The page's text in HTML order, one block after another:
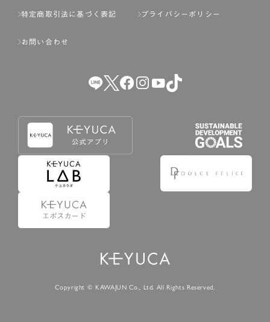
いる場合。
（5） その他、本規約または個別規定に違反した場合。
4.会員登録が取り消された場合においても、当該会員は、
弊社とのお取引等により既に発生した支払義務等の取引上
の義務および本規約上の義務の履行責任を免れないものと
します。
5.仮登録とは、ケユカが提供するアプリ等でサービスを利
用するための簡易的な会員登録（以下「仮登録」といいま
6.仮登録をすることで、第9条のポイント付与を受けるこ
7.仮登録状態はポイントの利用は行えず、第3条1項の通り
特定商取引法に基づく表記 プライバシーポリシー
お問い合わせ
Copyright © KAWAJUN Co., Ltd. All Rights Reserved.